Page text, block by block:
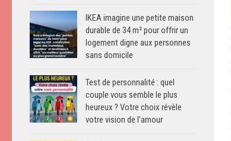
IKEA imagine une petite maison
durable de 34 m² pour offrir un
logement digne aux personnes
sans domicile
Test de personnalité : quel
couple vous semble le plus
heureux ? Votre choix révèle
votre vision de l’amour